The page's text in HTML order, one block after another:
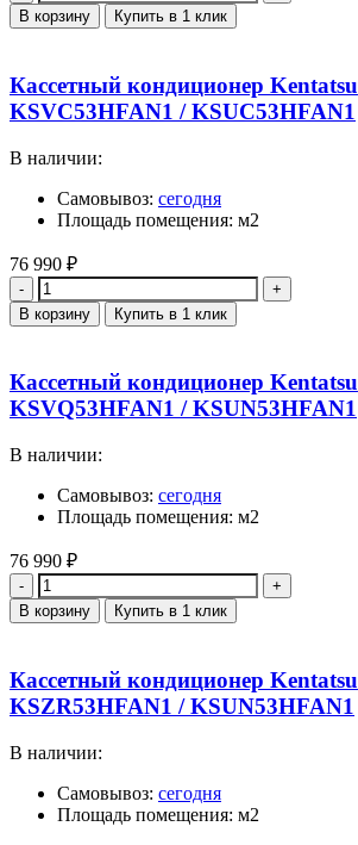
В корзину Купить в 1 клик
Кассетный кондиционер Kentatsu
KSVC53HFAN1 / KSUC53HFAN1
В наличии:
Самовывоз: сегодня
Площадь помещения: м2
76 990 ₽
Количество
В корзину Купить в 1 клик
Кассетный кондиционер Kentatsu
KSVQ53HFAN1 / KSUN53HFAN1
В наличии:
Самовывоз: сегодня
Площадь помещения: м2
76 990 ₽
Количество
В корзину Купить в 1 клик
Кассетный кондиционер Kentatsu
KSZR53HFAN1 / KSUN53HFAN1
В наличии:
Самовывоз: сегодня
Площадь помещения: м2